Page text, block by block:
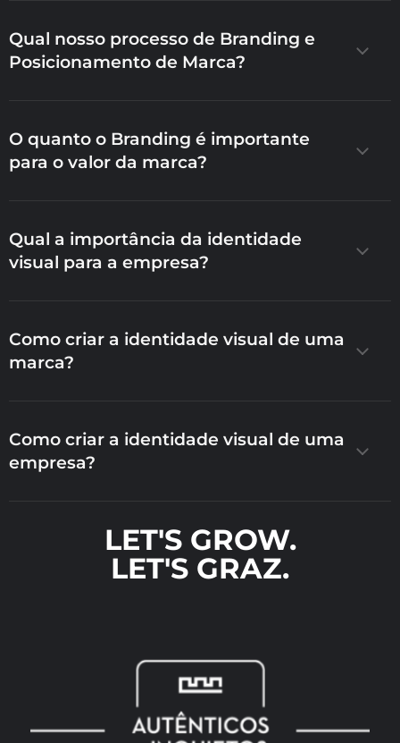
relacionamento de confiança e lealdade
Qual nosso processo de Branding e
Posicionamento de Marca?
O quanto o Branding é importante
para o valor da marca?
Qual a importância da identidade
visual para a empresa?
Como criar a identidade visual de uma
marca?
Como criar a identidade visual de uma
empresa?
LET'S GROW.
LET'S GRAZ.